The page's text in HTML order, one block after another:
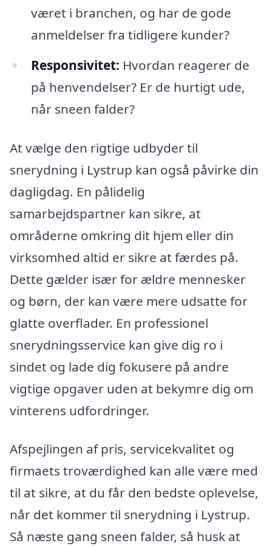
været i branchen, og har de gode
anmeldelser fra tidligere kunder?
Responsivitet: Hvordan reagerer de
på henvendelser? Er de hurtigt ude,
når sneen falder?
At vælge den rigtige udbyder til
snerydning i Lystrup kan også påvirke din
dagligdag. En pålidelig
samarbejdspartner kan sikre, at
områderne omkring dit hjem eller din
virksomhed altid er sikre at færdes på.
Dette gælder især for ældre mennesker
og børn, der kan være mere udsatte for
glatte overflader. En professionel
snerydningsservice kan give dig ro i
sindet og lade dig fokusere på andre
vigtige opgaver uden at bekymre dig om
vinterens udfordringer.
Afspejlingen af pris, servicekvalitet og
firmaets troværdighed kan alle være med
til at sikre, at du får den bedste oplevelse,
når det kommer til snerydning i Lystrup.
Så næste gang sneen falder, så husk at